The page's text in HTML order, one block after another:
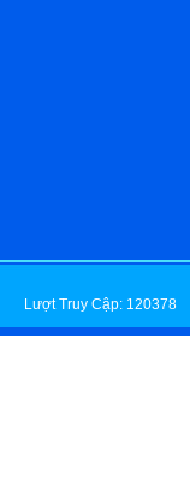
Lượt Truy Cập: 120378